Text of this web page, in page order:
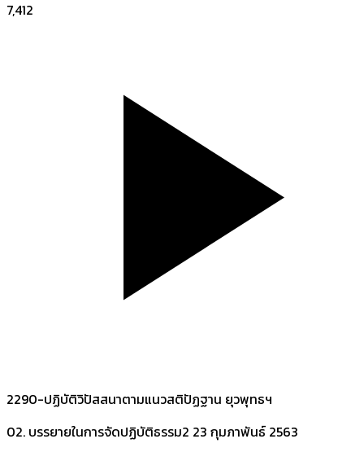
7,412
2290-ปฏิบัติวิปัสสนาตามแนวสติปัฏฐาน ยุวพุทธฯ
02. บรรยายในการจัดปฏิบัติธรรม2 23 กุมภาพันธ์ 2563